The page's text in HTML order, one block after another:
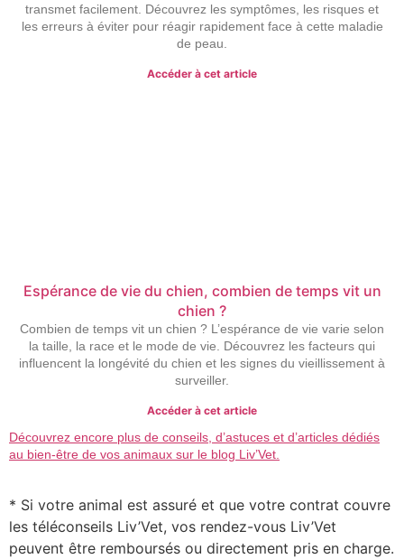
transmet facilement. Découvrez les symptômes, les risques et
les erreurs à éviter pour réagir rapidement face à cette maladie
de peau.
Accéder à cet article
Espérance de vie du chien, combien de temps vit un
chien ?
Combien de temps vit un chien ? L’espérance de vie varie selon
la taille, la race et le mode de vie. Découvrez les facteurs qui
influencent la longévité du chien et les signes du vieillissement à
surveiller.
Accéder à cet article
Découvrez encore plus de conseils, d’astuces et d’articles dédiés
au bien-être de vos animaux sur le blog Liv’Vet.
* Si votre animal est assuré et que votre contrat couvre
les téléconseils Liv’Vet, vos rendez-vous Liv’Vet
peuvent être remboursés ou directement pris en charge.